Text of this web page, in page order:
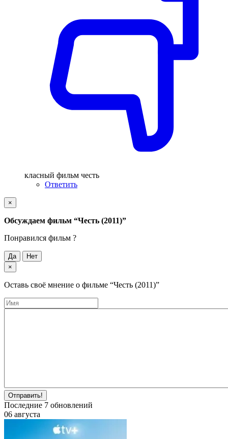
класный фильм честь
Ответить
×
Обсуждаем фильм “Честь (2011)”
Понравился фильм ?
Да
Нет
×
Оставь своё мнение о фильме “Честь (2011)”
Отправить!
Последние 7 обновлений
06 августа